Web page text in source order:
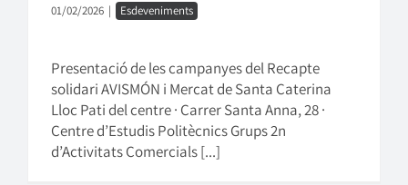
01/02/2026 | Esdeveniments
Presentació de les campanyes del Recapte
solidari AVISMÓN i Mercat de Santa Caterina
Lloc Pati del centre · Carrer Santa Anna, 28 ·
Centre d’Estudis Politècnics Grups 2n
d’Activitats Comercials [...]